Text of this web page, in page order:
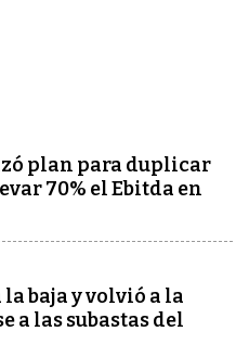
plan para duplicar
70% el Ebitda en
baja y volvió a la
a las subastas del